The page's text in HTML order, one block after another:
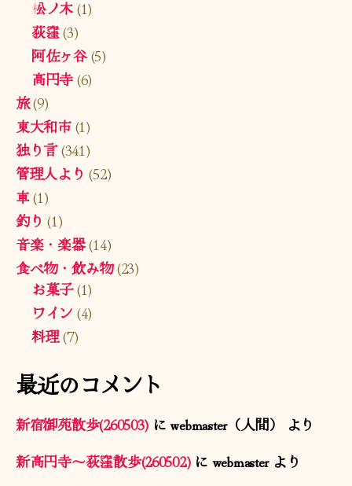
松ノ木(1)
荻窪(3)
阿佐ヶ谷(5)
高円寺(6)
旅(9)
東大和市(1)
独り言(341)
管理人より (52)
車(1)
釣り (1)
音楽・楽器(14)
食べ物・飲み物(23)
お菓子(1)
ワイン (4)
料理(7)
最近のコメント
新宿御苑散歩(260503) にwebmaster（人間）
より
新高円寺〜荻窪散歩(260502)に webmasterより